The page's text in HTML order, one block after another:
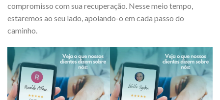
compromisso com sua recuperação. Nesse meio tempo,
estaremos ao seu lado, apoiando-o em cada passo do
caminho.